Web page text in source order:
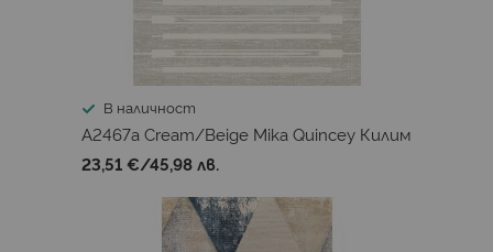
В наличност
A2467a Cream/Beige Mika Quincey Килим
23,51 €/45,98 лв.